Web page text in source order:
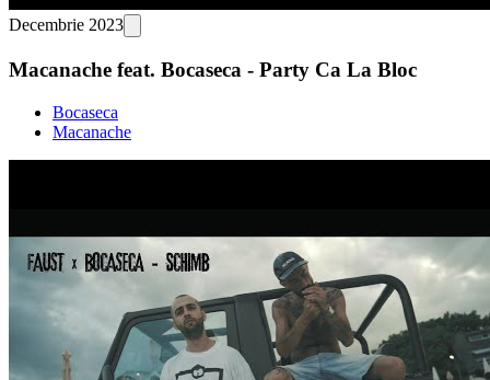
Decembrie 2023
Macanache feat. Bocaseca - Party Ca La Bloc
Bocaseca
Macanache